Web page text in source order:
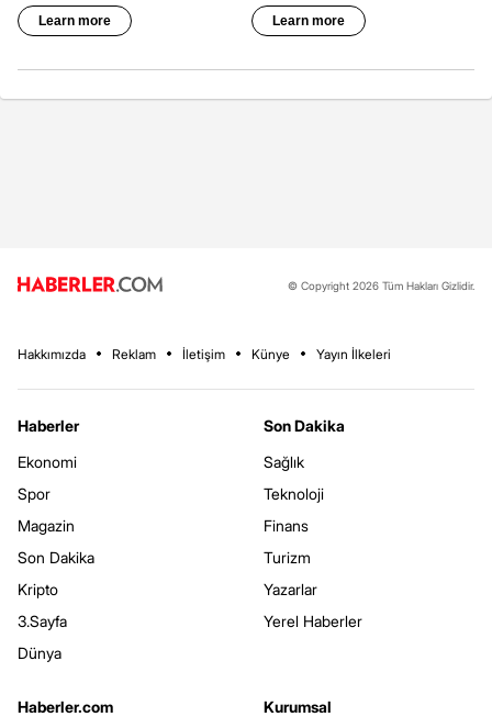
© Copyright 2026 Tüm Hakları Gizlidir.
Hakkımızda Reklam İletişim Künye Yayın İlkeleri
Haberler
Ekonomi
Spor
Magazin
Son Dakika
Kripto
3.Sayfa
Dünya
Son Dakika
Sağlık
Teknoloji
Finans
Turizm
Yazarlar
Yerel Haberler
Haberler.com
Kurumsal